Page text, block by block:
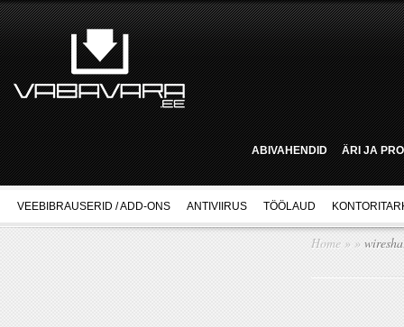
ABIVAHENDID ÄRI JA
VEEBIBRAUSERID / ADD-ONS ANTIVIIRUS TÖÖLAUD
Home » »